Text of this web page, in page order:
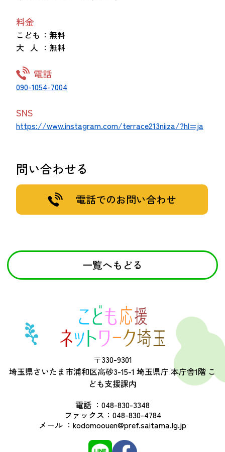
料金
こども ：無料
大 人 ：無料
電話
090-1054-7004
SNS
https://www.instagram.com/terrace213niiza/?hl=ja
問い合わせる
電話でのお問い合わせ
一覧へもどる
〒330-9301
埼玉県さいたま市浦和区高砂3-15-1 埼玉県庁 本庁舎1階 こ
ども支援課内
電話 ： 048-830-3348
ファックス： 048-830-4784
メール ： kodomoouen@pref.saitama.lg.jp